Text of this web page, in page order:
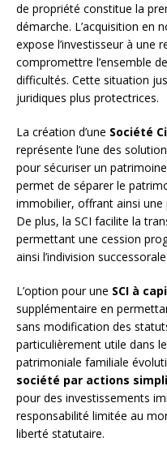
de propriété constitue la
démarche. L’acquisition en
expose l’investisseur à une
compromettre l’ensemble
difficultés. Cette situation
juridiques plus protectrices.
La création d’une Société
représente l’une des
pour sécuriser un
permet de séparer le
immobilier, offrant ainsi
De plus, la SCI facilite la
permettant une cession
ainsi l’indivision
L’option pour une SCI à
supplémentaire en
sans modification des
particulièrement utile dans
patrimoniale familiale
société par actions
pour des investissements
responsabilité limitée au
liberté statutaire.